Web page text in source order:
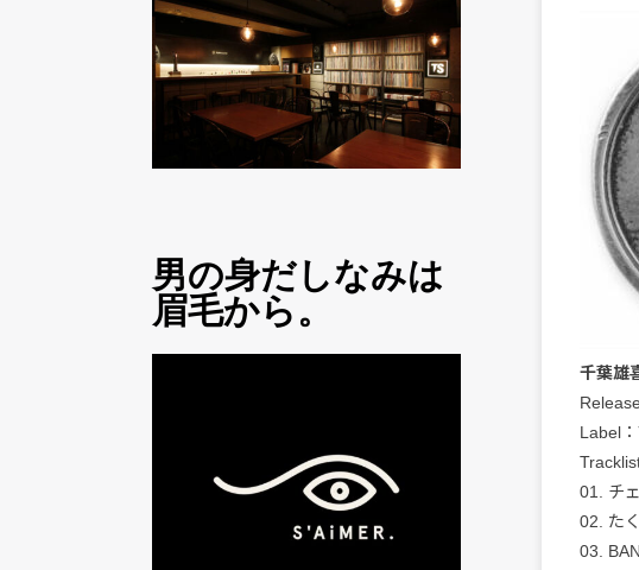
男の身だしなみは
眉毛から。
千葉雄
Label
Tracklist
01. チ
02. た
03.